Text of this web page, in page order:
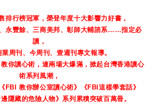
排行榜冠軍，榮登年度十大影響力好書，
永豐餘、三商美邦、彰師大輔諮系……指定必
讀，
周刊、今周刊、壹週刊專文報導。
你讀心術，連兩場大爆滿，掀起台灣香港讀心
術系列風潮，
FBI 教你辦公室讀心術》《FBI這樣學套話》
隱藏的危險人物》系列累積突破百萬冊。